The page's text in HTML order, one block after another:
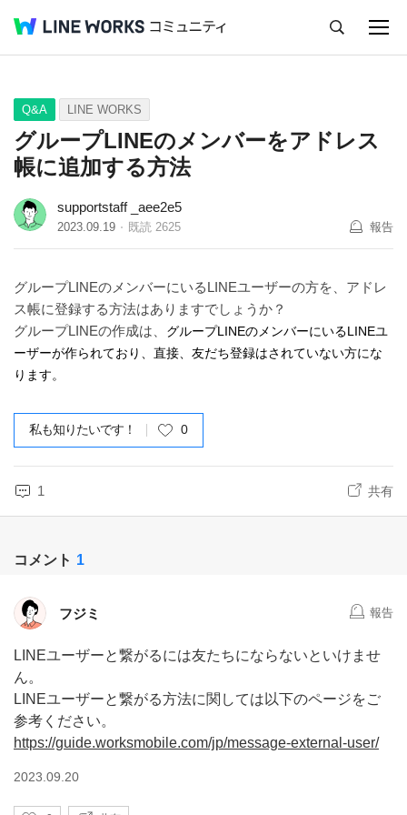
Q&A Tips Ideas
Q&A LINE WORKS
グループLINEのメンバーをアドレス
帳に追加する方法
supportstaff _aee2e5
2023.09.19 既読 2625 報告
グループLINEのメンバーにいるLINEユーザーの方を、アドレ
ス帳に登録する方法はありますでしょうか？
グループLINEの作成は、 グループLINEのメンバーにいるLINEユ
ーザーが作られており、直接、友だち登録はされていない方にな
ります。
私も知りたいです！ 0
1 共有
コメント 1
フジミ 報告
LINEユーザーと繋がるには友たちにならないといけませ
ん。
LINEユーザーと繋がる方法に関しては以下のページをご
参考ください。
https://guide.worksmobile.com/jp/message-external-user/
2023.09.20